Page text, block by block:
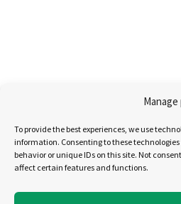
To provide the best experiences, we use
information. Consenting to these
behavior or unique IDs on this site. Not
affect certain features and functions.